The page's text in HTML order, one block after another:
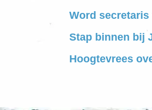
Word
Stap binnen bij
Hoogtevrees